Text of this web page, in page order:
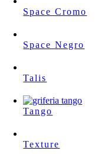
Space Cromo
Space Negro
Talis
Tango
Texture